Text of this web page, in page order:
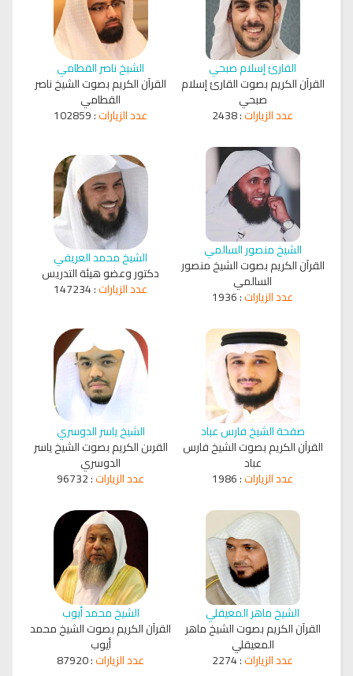
القارئ إسلام صبحي
القرآن الكريم بصوت القارئ إسلام
صبحي
عدد الزيارات:
2438
الشيخ ناصر القطامي
القرآن الكريم بصوت الشيخ ناصر
القطامي
عدد الزيارات:
102859
الشيخ منصور السالمي
القرآن الكريم بصوت الشيخ منصور
السالمي
عدد الزيارات:
1936
الشيخ محمد العريفي
دكتور وعضو هيئة التدريس
عدد الزيارات:
147234
صفحة الشيخ فارس عباد
القرآن الكريم بصوت الشيخ فارس
عباد
عدد الزيارات:
1986
الشيخ ياسر الدوسري
القرىن الكريم بصوت الشيخ ياسر
الدوسري
عدد الزيارات:
96732
الشيخ ماهر المعيقلي
القرآن الكريم بصوت الشيخ ماهر
المعيقلي
عدد الزيارات:
2274
الشيخ محمد أيوب
القرآن الكريم بصوت الشيخ محمد
أيوب
عدد الزيارات:
87920